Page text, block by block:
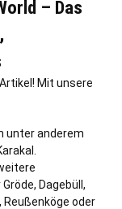
– Das
Mit unsere
unter anderem
Dagebüll ,
, Reußenköge oder